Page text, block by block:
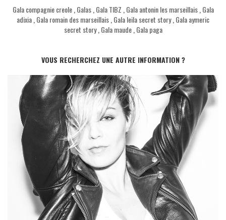
Gala compagnie creole, Galas, Gala TIBZ Gala antonin les marseillais Gala
adixia Gala romain des marseillais Gala leila secret story Gala aymeric
secret story, Gala maude Gala paga
VOUS RECHERCHEZ UNE AUTRE INFORMATION ?